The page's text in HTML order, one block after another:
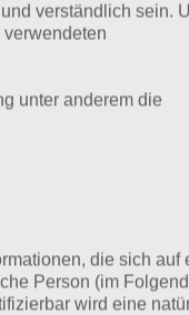
von Level 2
und ein weiteres
verständlich sein.
unter anderem die
die sich auf
Person (im
wird eine